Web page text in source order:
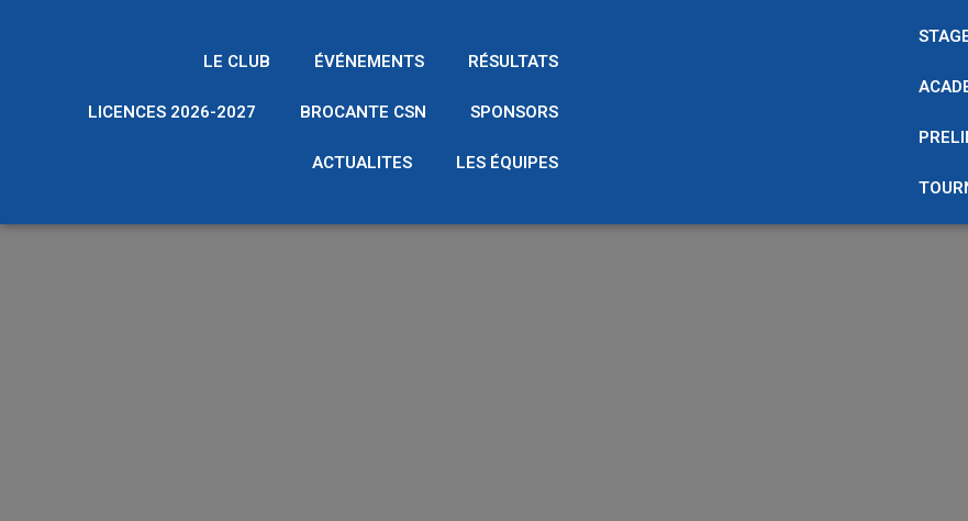
LE CLUB ÉVÉNEMENTS RÉSULTATS
LICENCES 2026-2027 BROCANTE CSN SPONSORS
ACTUALITES LES ÉQUIPES